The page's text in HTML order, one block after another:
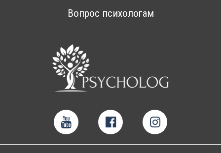
Вопрос психологам